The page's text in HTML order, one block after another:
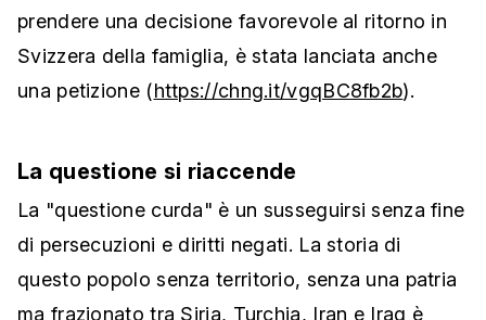
prendere una decisione favorevole al ritorno in
Svizzera della famiglia, è stata lanciata anche
una petizione (https://chng.it/vgqBC8fb2b).
La questione si riaccende
La "questione curda" è un susseguirsi senza fine
di persecuzioni e diritti negati. La storia di
questo popolo senza territorio, senza una patria
ma frazionato tra Siria, Turchia, Iran e Iraq è